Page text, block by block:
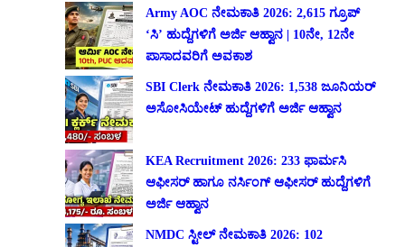
Army AOC ನೇಮಕಾತಿ 2026: 2,615 ಗ್ರೂಪ್
‘ಸಿ’ ಹುದ್ದೆಗಳಿಗೆ ಅರ್ಜಿ ಆಹ್ವಾನ | 10ನೇ, 12ನೇ
ಪಾಸಾದವರಿಗೆ ಅವಕಾಶ
SBI Clerk ನೇಮಕಾತಿ 2026: 1,538 ಜೂನಿಯರ್
ಅಸೋಸಿಯೇಟ್ ಹುದ್ದೆಗಳಿಗೆ ಅರ್ಜಿ ಆಹ್ವಾನ
KEA Recruitment 2026: 233 ಫಾರ್ಮಸಿ
ಆಫೀಸರ್ ಹಾಗೂ ನರ್ಸಿಂಗ್ ಆಫೀಸರ್ ಹುದ್ದೆಗಳಿಗೆ
ಅರ್ಜಿ ಆಹ್ವಾನ
NMDC ಸ್ಟೀಲ್ ನೇಮಕಾತಿ 2026: 102